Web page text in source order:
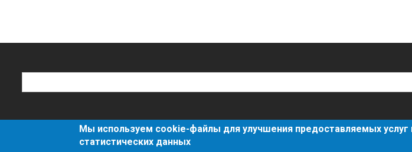
Мы используем cookie-файлы для улучшения предоставляемых услуг
статистических данных